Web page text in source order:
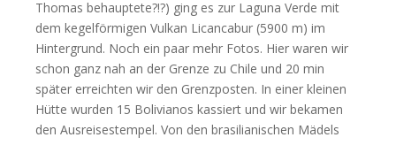
Thomas behauptete?!?) ging es zur Laguna Verde mit
dem kegelförmigen Vulkan Licancabur (5900 m) im
Hintergrund. Noch ein paar mehr Fotos. Hier waren wir
schon ganz nah an der Grenze zu Chile und 20 min
später erreichten wir den Grenzposten. In einer kleinen
Hütte wurden 15 Bolivianos kassiert und wir bekamen
den Ausreisestempel. Von den brasilianischen Mädels